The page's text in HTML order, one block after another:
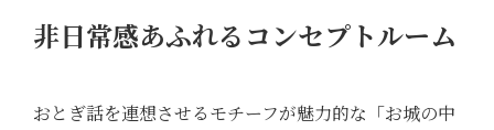
非日常感あふれるコンセプトルーム
おとぎ話を連想させるモチーフが魅力的な「お城の中